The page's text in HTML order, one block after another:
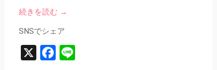
続きを読む →
SNSでシェア
X Facebook
Line